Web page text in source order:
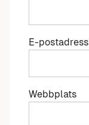
E-postadress
Webbplats